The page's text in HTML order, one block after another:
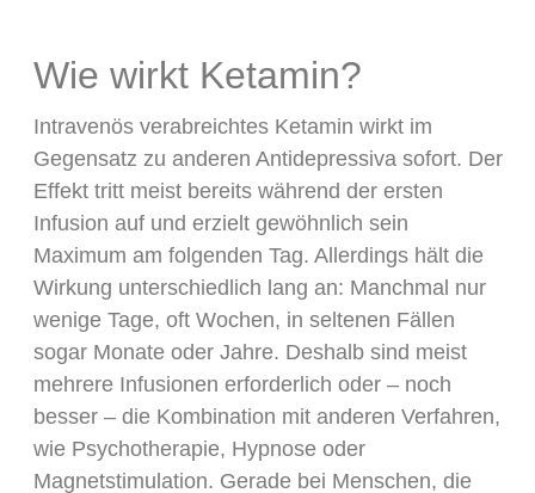
Wie wirkt Ketamin?
Intravenös verabreichtes Ketamin wirkt im
Gegensatz zu anderen Antidepressiva sofort. Der
Effekt tritt meist bereits während der ersten
Infusion auf und erzielt gewöhnlich sein
Maximum am folgenden Tag. Allerdings hält die
Wirkung unterschiedlich lang an: Manchmal nur
wenige Tage, oft Wochen, in seltenen Fällen
sogar Monate oder Jahre. Deshalb sind meist
mehrere Infusionen erforderlich oder – noch
besser – die Kombination mit anderen Verfahren,
wie Psychotherapie, Hypnose oder
Magnetstimulation. Gerade bei Menschen, die